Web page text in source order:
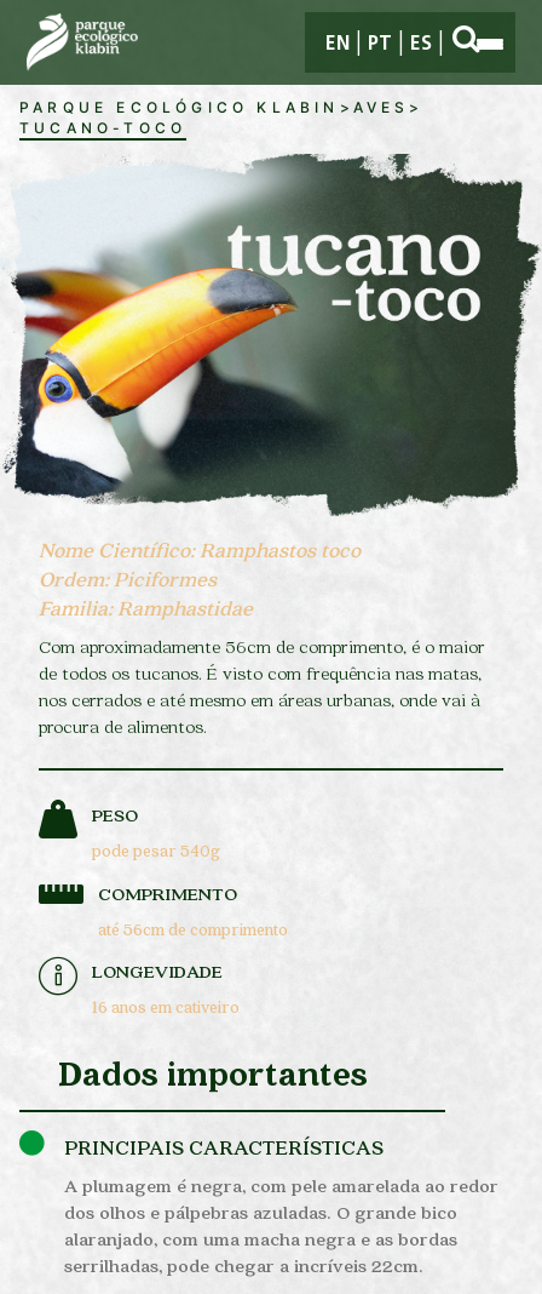
Pular para o Conteúdo principal
EN PT ES
PARQUE ECOLÓGICO KLABIN > AVES >
TUCANO-TOCO
Nome Científico: Ramphastos toco
Ordem: Piciformes
Familia: Ramphastidae
Com aproximadamente 56cm de comprimento, é o maior
de todos os tucanos. É visto com frequência nas matas,
nos cerrados e até mesmo em áreas urbanas, onde vai à
procura de alimentos.
PESO
pode pesar 540g
COMPRIMENTO
até 56cm de comprimento
LONGEVIDADE
16 anos em cativeiro
Dados importantes
PRINCIPAIS CARACTERÍSTICAS
A plumagem é negra, com pele amarelada ao redor
dos olhos e pálpebras azuladas. O grande bico
alaranjado, com uma macha negra e as bordas
serrilhadas, pode chegar a incríveis 22cm.